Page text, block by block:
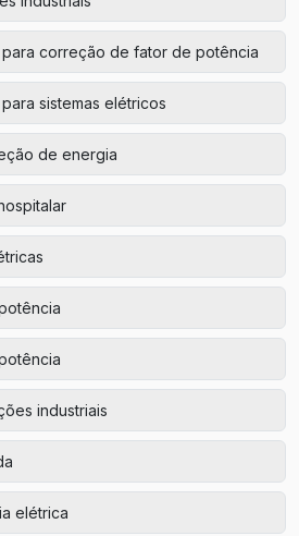
correção de fator de potência
sistemas elétricos
de energia
industriais
elétrica